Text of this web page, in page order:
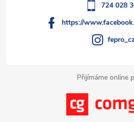
Přijímáme online
724 028
https://